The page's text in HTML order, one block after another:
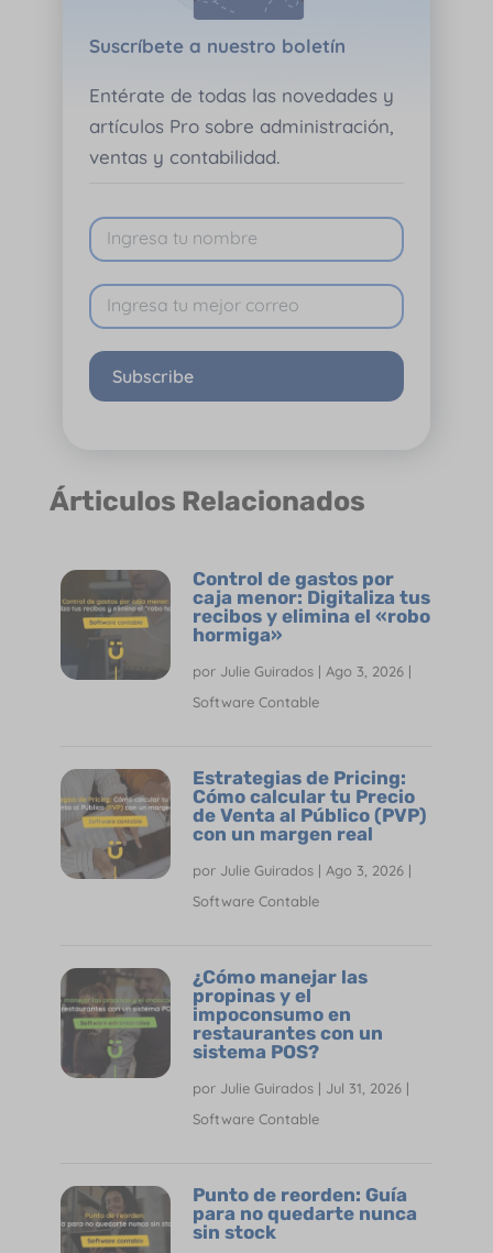
Suscríbete a nuestro boletín
Entérate de todas las novedades y
artículos Pro sobre administración,
ventas y contabilidad.
Subscribe
Árticulos Relacionados
Control de gastos por
caja menor: Digitaliza tus
recibos y elimina el «robo
hormiga»
por Julie Guirados| Ago 3, 2026|
Software Contable
Estrategias de Pricing:
Cómo calcular tu Precio
de Venta al Público (PVP)
con un margen real
por Julie Guirados| Ago 3, 2026|
Software Contable
¿Cómo manejar las
propinas y el
impoconsumo en
restaurantes con un
sistema POS?
por Julie Guirados| Jul 31, 2026|
Software Contable
Punto de reorden: Guía
para no quedarte nunca
sin stock